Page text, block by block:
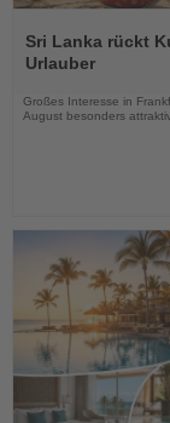
Sie
die
Sri Lanka rückt
Urlauber
Großes Interesse in
August besonders